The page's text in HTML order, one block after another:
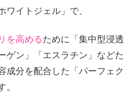
ワイトジェル」で、
を高めるために「集中型浸透
ゲン」「エスラチン」などた
成分を配合した「パーフェク
。